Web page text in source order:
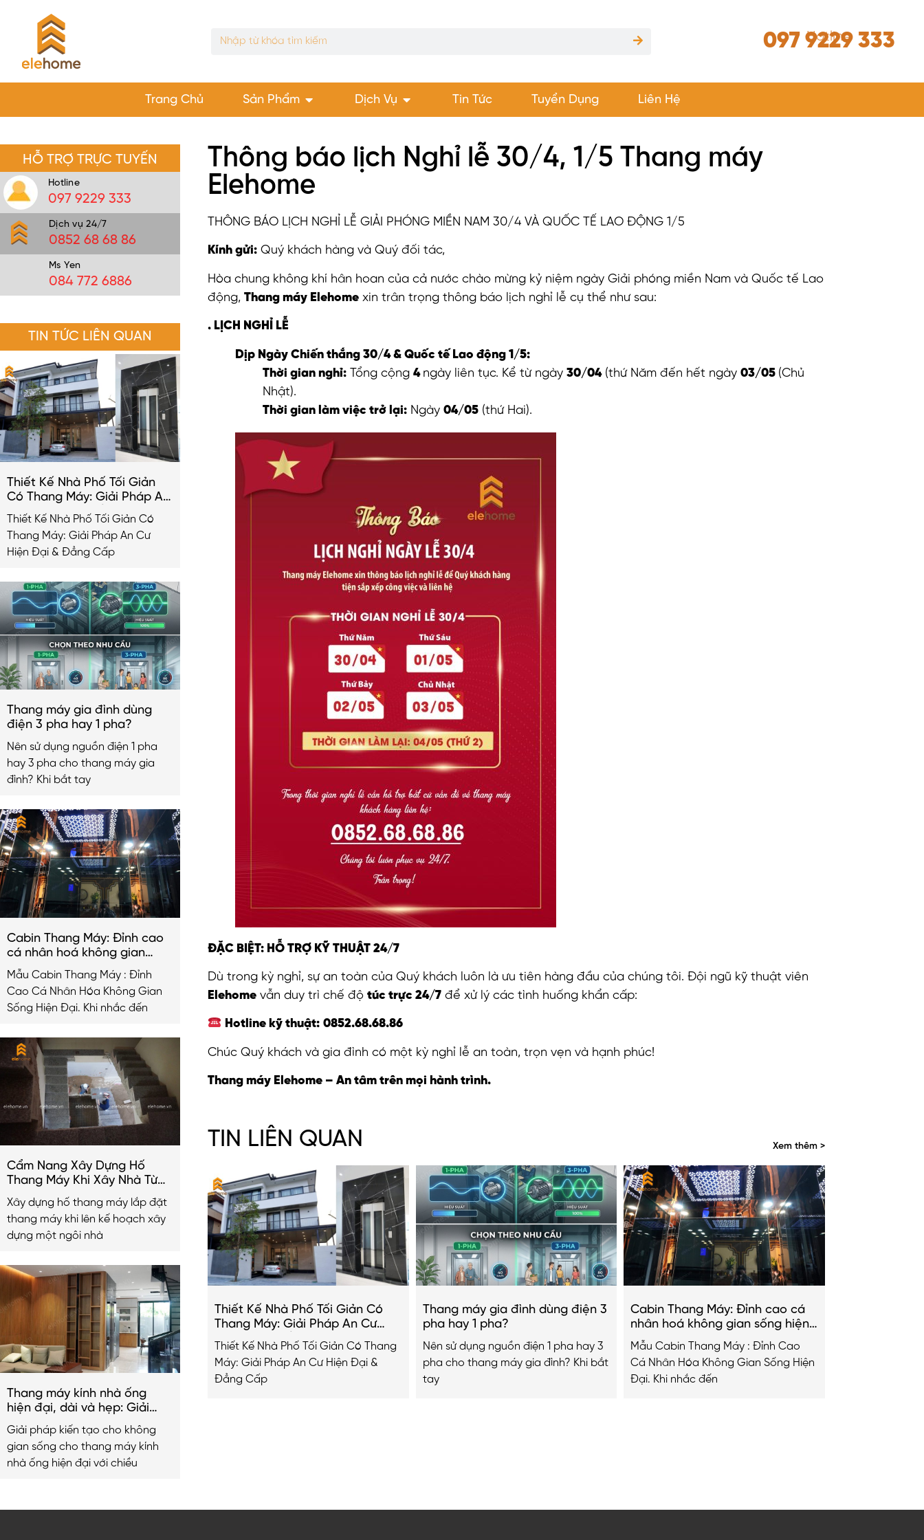
Hotline
097 9229 333
Trang Chủ Sản Phẩm Dịch Vụ Tin Tức Tuyển Dụng Liên Hệ
HỖ TRỢ TRỰC TUYẾN
Hotline
097 9229 333
Dịch vụ 24/7
0852 68 68 86
Ms Yen
084 772 6886
TIN TỨC LIÊN QUAN
Thiết Kế Nhà Phố Tối Giản
Có Thang Máy: Giải Pháp An
Cư Hiện Đại & Đẳng Cấp
2026
Thiết Kế Nhà Phố Tối Giản Có
Thang Máy: Giải Pháp An Cư
Hiện Đại & Đẳng Cấp
Thang máy gia đình dùng
điện 3 pha hay 1 pha?
Nên sử dụng nguồn điện 1 pha
hay 3 pha cho thang máy gia
đình? Khi bắt tay
Cabin Thang Máy: Đỉnh cao
cá nhân hoá không gian
sống hiện đại
Mẫu Cabin Thang Máy : Đỉnh
Cao Cá Nhân Hóa Không Gian
Sống Hiện Đại. Khi nhắc đến
Cẩm Nang Xây Dựng Hố
Thang Máy Khi Xây Nhà Từ
A-Z
Xây dựng hố thang máy lắp đặt
thang máy khi lên kế hoạch xây
dựng một ngôi nhà
Thang máy kính nhà ống
hiện đại, dài và hẹp: Giải
pháp kiến tạo không gian
sống 2026
Giải pháp kiến tạo cho không
gian sống cho thang máy kính
nhà ống hiện đại với chiều
Thông báo lịch Nghỉ lễ 30/4, 1/5 Thang máy
Elehome
THÔNG BÁO LỊCH NGHỈ LỄ GIẢI PHÓNG MIỀN NAM 30/4 VÀ QUỐC TẾ LAO ĐỘNG 1/5
Kính gửi:Quý khách hàng và Quý đối tác,
Hòa chung không khí hân hoan của cả nước chào mừng kỷ niệm ngày Giải phóng miền Nam và Quốc tế Lao
động, Thang máy Elehomexin trân trọng thông báo lịch nghỉ lễ cụ thể như sau:
. LỊCH NGHỈ LỄ
Dịp Ngày Chiến thắng 30/4 & Quốc tế Lao động 1/5:
Thời gian nghỉ:Tổng cộng 4 ngày liên tục. Kể từ ngày 30/04(thứ Năm đến hết ngày 03/05 (Chủ
Nhật).
Thời gian làm việc trở lại:Ngày 04/05(thứ Hai).
ĐẶC BIỆT: HỖ TRỢ KỸ THUẬT 24/7
Dù trong kỳ nghỉ, sự an toàn của Quý khách luôn là ưu tiên hàng đầu của chúng tôi. Đội ngũ kỹ thuật viên
Elehomevẫn duy trì chế độ túc trực 24/7để xử lý các tình huống khẩn cấp:
Hotline kỹ thuật: 0852.68.68.86
Chúc Quý khách và gia đình có một kỳ nghỉ lễ an toàn, trọn vẹn và hạnh phúc!
Thang máy Elehome – An tâm trên mọi hành trình.
TIN LIÊN QUAN Xem thêm >
Thiết Kế Nhà Phố Tối Giản Có
Thang Máy: Giải Pháp An Cư
Hiện Đại & Đẳng Cấp 2026
Thiết Kế Nhà Phố Tối Giản Có Thang
Máy: Giải Pháp An Cư Hiện Đại &
Đẳng Cấp
Thang máy gia đình dùng điện 3
pha hay 1 pha?
Nên sử dụng nguồn điện 1 pha hay 3
pha cho thang máy gia đình? Khi bắt
tay
Cabin Thang Máy: Đỉnh cao cá
nhân hoá không gian sống hiện
đại
Mẫu Cabin Thang Máy : Đỉnh Cao
Cá Nhân Hóa Không Gian Sống Hiện
Đại. Khi nhắc đến